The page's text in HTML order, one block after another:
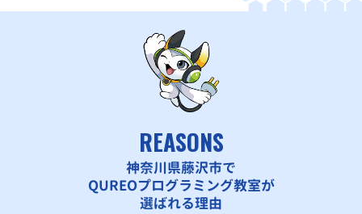
REASONS
神奈川県藤沢市で
QUREOプログラミング教室が
選ばれる理由